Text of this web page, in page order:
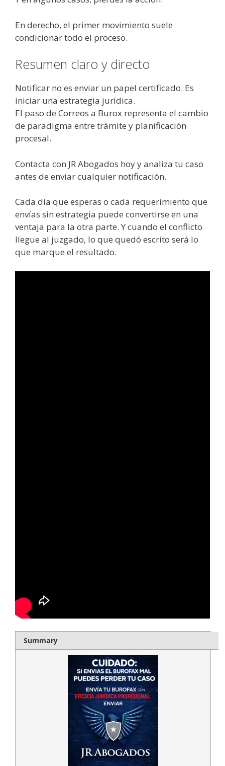
En derecho, el primer movimiento suele
condicionar todo el proceso.
Resumen claro y directo
Notificar no es enviar un papel certificado. Es
iniciar una estrategia jurídica.
El paso de Correos a Burox representa el cambio
de paradigma entre trámite y planificación
procesal.
Contacta con JR Abogados hoy y analiza tu caso
antes de enviar cualquier notificación.
Cada día que esperas o cada requerimiento que
envías sin estrategia puede convertirse en una
ventaja para la otra parte. Y cuando el conflicto
llegue al juzgado, lo que quedó escrito será lo
que marque el resultado.
Summary